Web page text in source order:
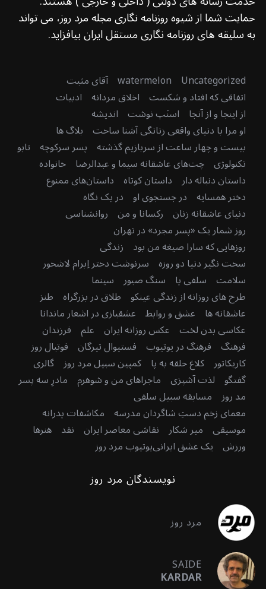
حمایت شما از شیوه روزنامه نگاری مجله مرد روز، می تواند
به سلیقه های روزنامه نگاری مستقل ایران بیافزاید.
Uncategorized
watermelon آقای مثبت
اتفاقی که افتاد و شکست اخلاق مردانه ادبیات
از اینجا و از آنجا اسنَپ نوشت اندیشه
او مرا با دنیای واقعی زنانگی آشنا ساخت بلاگ ها
بیست و چهار ساعت از سربازیم گذشته پسر سرکوچه تابو
تکنولوژی چت‌های عاشقانه سیما و عبدالرضا خانواده
داستان دنباله دار داستان کوتاه داستان‌های ممنوع
دختر همسایه در جستجوی او در یک نگاه
دنیای عاشقانه زنان رکسانا و من روانشناسی
روز شمار یک «پسر مجرد» در تهران
روزهایی که سارا صیغه من بود زندگی
سخت نگیر دنیا دو روزه سرنوشت دختر اِبرام لاشخور
سلامت سلفی پا سنگ صبور سینما
طرح های روزانه از زندگی عینکو طلاق در بزرگراه طنز
عاشقانه ها عشق و روابط عشقبازی در اشعار ماندانا
عکاسی بدن لخت عکس روزانه ایران علم فرزندان
فرهنگ فرهنگ در یوتیوب فستیوال تیرگان فوتبال روز
کاریکاتور کلاغ حلقه به پا کمپین سبیل مرد روز گالری
گفتگو لذت آشپزی ماجراهای من و شوهرم مادرِ سه پسر
مد روز مسابقه سبیل سلفی
معمای زخم دستِ شاگردان مدرسه مکاشفات پدرانه
موسیقی میر شکار نقاشی معاصر ایران نقد هنرها
ورزش یک عشق ایرانییوتیوب مرد روز
نویسندگان مرد روز
مرد روز
SAIDE
KARDAR